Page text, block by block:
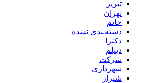
تبریز
تهران
خانم
دسته‌بندی نشده
دکترا
دیپلم
شرکت
شهرداری
شیراز